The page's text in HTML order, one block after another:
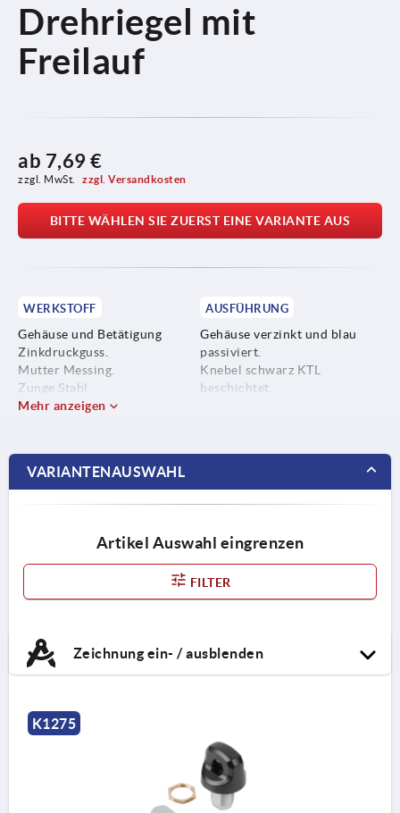
Drehriegel mit
Freilauf
ab 7,69 €
zzgl. MwSt. zzgl. Versandkosten
BITTE WÄHLEN SIE ZUERST EINE VARIANTE AUS
WERKSTOFF
Gehäuse und Betätigung
Zinkdruckguss.
Mutter Messing.
Zunge Stahl.
AUSFÜHRUNG
Gehäuse verzinkt und blau
passiviert.
Knebel schwarz KTL
beschichtet.
Mehr anzeigen
VARIANTENAUSWAHL
Artikel Auswahl eingrenzen
FILTER
Zeichnung ein- / ausblenden
K1275